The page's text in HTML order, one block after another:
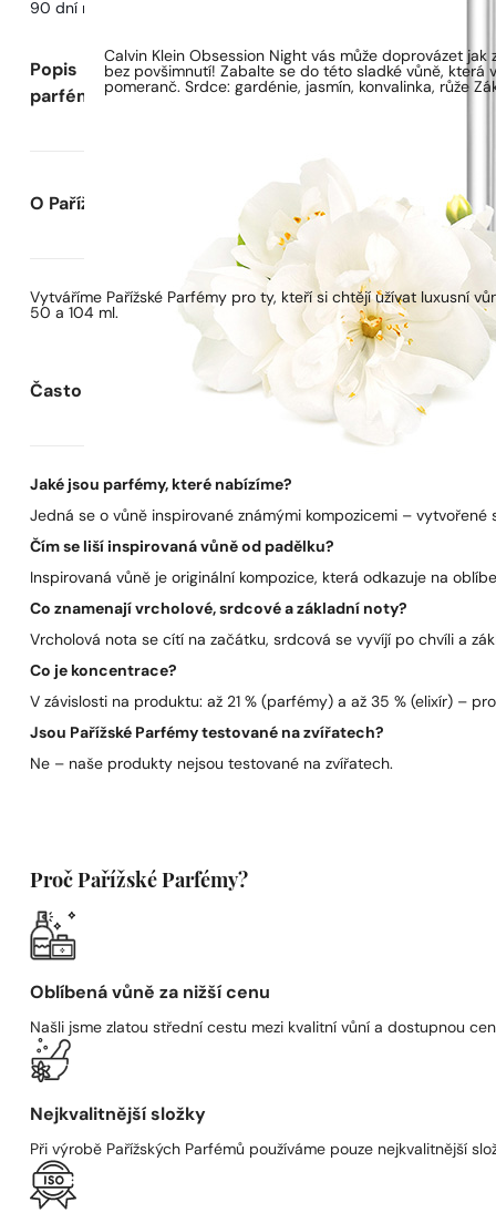
90 dní na
Popis
parfému
Calvin Klein Obsession Night vás může doprovázet
bez povšimnutí! Zabalte se do této sladké vůně,
pomeranč. Srdce: gardénie, jasmín, konvalinka, růže
O Pařížských Parfémech
Vytváříme Pařížské Parfémy pro ty, kteří si chtějí užívat luxusní
50 a 104 ml.
Často kladené otázky
Jaké jsou parfémy, které nabízíme?
Jedná se o vůně inspirované známými kompozicemi –
Čím se liší inspirovaná vůně od padělku?
Inspirovaná vůně je originální kompozice, která odkazuje na
Co znamenají vrcholové, srdcové a základní noty?
Vrcholová nota se cítí na začátku, srdcová se vyvíjí po chvíli a
Co je koncentrace?
V závislosti na produktu: až 21 % (parfémy) a až 35 % (elixír) –
Jsou Pařížské Parfémy testované na zvířatech?
Ne – naše produkty nejsou testované na zvířatech.
Proč Pařížské Parfémy?
Oblíbená vůně za nižší cenu
Našli jsme zlatou střední cestu mezi kvalitní vůní a dostupnou
Nejkvalitnější složky
Při výrobě Pařížských Parfémů používáme pouze nejkvalitnější